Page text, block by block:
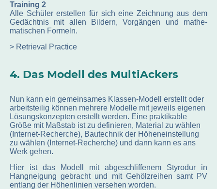
Training 2
Alle Schüler erstellen für sich eine Zeichnung aus dem
Gedächtnis mit allen Bildern, Vorgängen und mathe-
matischen Formeln.
> Retrieval Practice
4. Das Modell des MultiAckers
Nun kann ein gemeinsames Klassen-Modell erstellt oder
arbeitsteilig können mehrere Modelle mit jeweils eigenen
Lösungskonzepten erstellt werden. Eine praktikable
Größe mit Maßstab ist zu definieren, Material zu wählen
(Internet-Recherche), Bautechnik der Höheneinstellung
zu wählen (Internet-Recherche) und dann kann es ans
Werk gehen.
Hier ist das Modell mit abgeschliffenem Styrodur in
Hangneigung gebracht und mit Gehölzreihen samt PV
entlang der Höhenlinien versehen worden.